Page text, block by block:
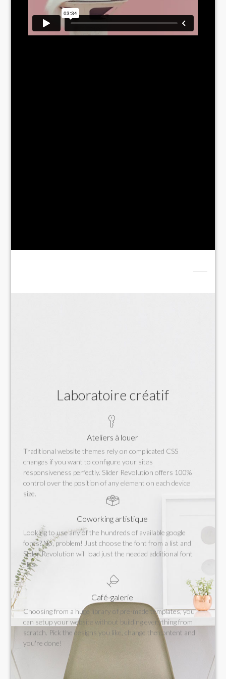
Laboratoire créatif
Ateliers à louer
Traditional website themes rely on complicated CSS
changes if you want to configure your sites
responsiveness perfectly. Slider Revolution offers 100%
control over the position of any element on each device
size.
Coworking artistique
Looking to use any of the hundreds of available google
fonts? No, problem! Just choose the font from a list and
Slider Revolution will load just the needed additional font
files.
Café-galerie
Choosing from a huge library of pre-made templates, you
can setup your website without building everything from
scratch. Pick the designs you like, change the content and
you're done!